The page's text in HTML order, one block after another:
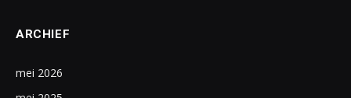
ARCHIEF
mei 2026